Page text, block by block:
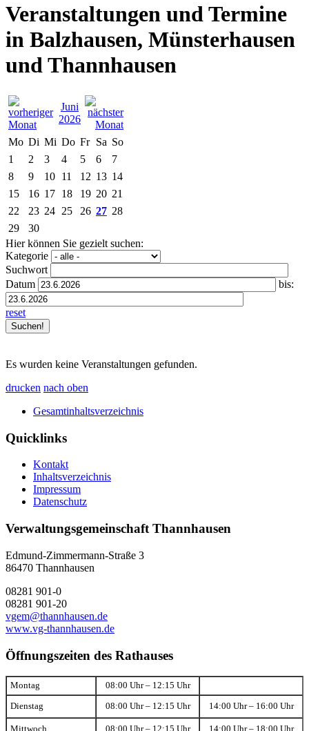
Veranstaltungen und Termine
in Balzhausen, Münsterhausen
und Thannhausen
Juni
2026
Mo Di Mi Do Fr Sa So
1
2 3 4 5 6
7
8
9 10 11 12 13 14
15
16 17 18 19 20 21
22
23 24 25 26 27 28
29
30
Hier können Sie gezielt suchen:
Kategorie
Suchwort
Datum
bis:
reset
Es wurden keine Veranstaltungen gefunden.
drucken nach oben
Gesamtinhaltsverzeichnis
Quicklinks
Kontakt
Inhaltsverzeichnis
Impressum
Datenschutz
Verwaltungsgemeinschaft Thannhausen
Edmund-Zimmermann-Straße 3
86470 Thannhausen
08281 901-0
08281 901-20
vgem@thannhausen.de
www.vg-thannhausen.de
Öffnungszeiten des Rathauses
Montag 08:00 Uhr – 12:15 Uhr
Dienstag 08:00 Uhr – 12:15 Uhr 14:00 Uhr – 16:00 Uhr